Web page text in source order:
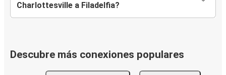
Charlottesville a Filadelfia?
Descubre más conexiones populares